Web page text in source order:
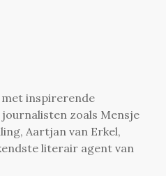
inspirerende
zoals Mensje
Aartjan van Erkel,
literair agent van